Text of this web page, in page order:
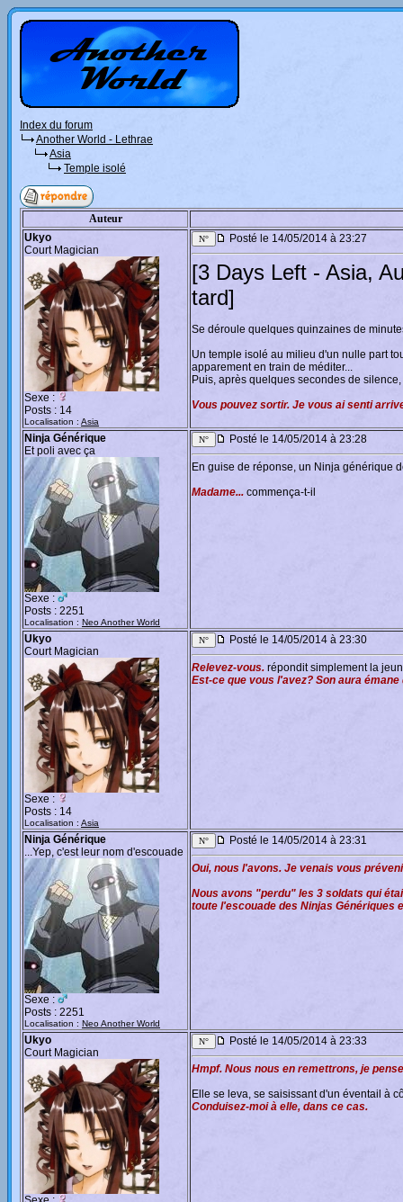
Index du forum
Another World - Lethrae
Asia
Temple isolé
Auteur
Ukyo
Court Magician
Sexe :
Posts : 14
Localisation : Asia
Posté le 14/05/2014 à 23:27
[3 Days Left - Asia,
tard]
Se déroule quelques quinzaines de
Un temple isolé au milieu d'un nulle part
apparement en train de méditer...
Puis, après quelques secondes de
Vous pouvez sortir. Je vous ai senti
Ninja Générique
Et poli avec ça
Sexe :
Posts : 2251
Localisation : Neo Another World
Posté le 14/05/2014 à 23:28
En guise de réponse, un Ninja générique
Madame... commença-t-il
Ukyo
Court Magician
Sexe :
Posts : 14
Localisation : Asia
Posté le 14/05/2014 à 23:30
Relevez-vous. répondit simplement la
Est-ce que vous l'avez? Son aura
Ninja Générique
...Yep, c'est leur nom d'escouade
Sexe :
Posts : 2251
Localisation : Neo Another World
Posté le 14/05/2014 à 23:31
Oui, nous l'avons. Je venais vous
Nous avons "perdu" les 3 soldats qui
toute l'escouade des Ninjas Génériques
Ukyo
Court Magician
Posté le 14/05/2014 à 23:33
Hmpf. Nous nous en remettrons, je
Elle se leva, se saisissant d'un éventail à
Conduisez-moi à elle, dans ce cas.